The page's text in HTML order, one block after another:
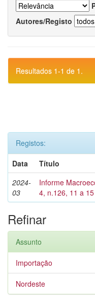
Autores/Registo
Resultados 1-1 de 1.
Registos:
Data
Título
2024-
03
Informe
4, n.126, 11 a
Refinar
Assunto
Importação
Nordeste